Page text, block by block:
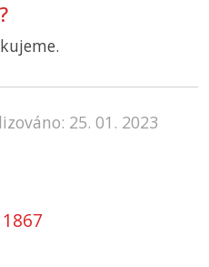
25. 01. 2023